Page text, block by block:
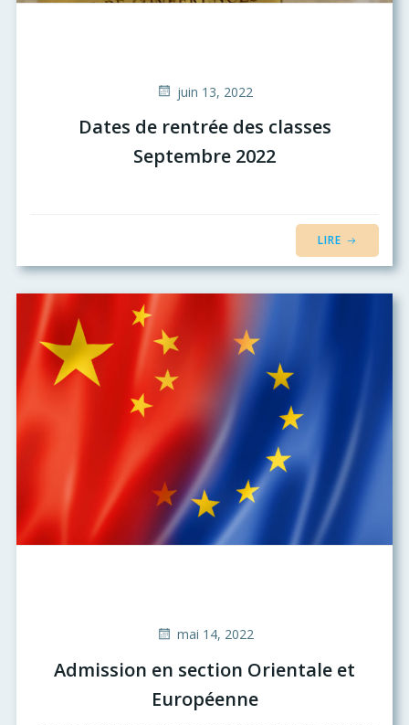
juin 13, 2022
Dates de rentrée des classes
Septembre 2022
LIRE
mai 14, 2022
Admission en section Orientale et
Européenne